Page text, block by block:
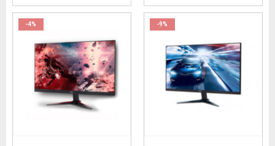
là:
3.199.000 VND.
tại
là:
2.790.000 VND.
là:
2.199.000 VND.
tại
là:
-4% -9%